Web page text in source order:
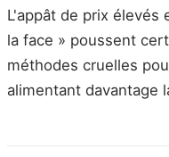
L'appât de prix élevés
la face » poussent
méthodes cruelles
alimentant davantage